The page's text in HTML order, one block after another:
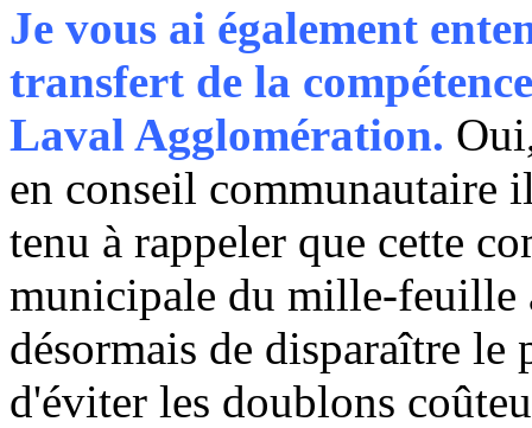
Je vous ai également
transfert de la
Laval Agglomération.
en conseil communautaire
tenu à rappeler que cette
municipale du mille-feuille
désormais de disparaître
d'éviter les doublons